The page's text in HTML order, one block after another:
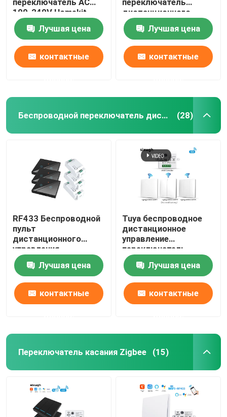
100-240V Homekit
переключателя
Zigbee умный
беспроводной
Лучшая цена
контактные
дистанционного
управления панели
наборов RF433 1gang
роскошный
стеклянный
Лучшая цена
контактные
Беспроводной переключатель дистанционного управления (28)
RF433 Беспроводной
пульт
дистанционного
управления
переключатель с
кристаллической
стеклянной панелью
сенсорный
переключатель с 10A
Лучшая цена
контактные
Tuya беспроводное
дистанционное
управление
переключатель
контроллер и
приемник совпадают
с Tuya модуль
поддержка Google
Alexa голосового
Лучшая цена
контактные
Переключатель касания Zigbee (15)